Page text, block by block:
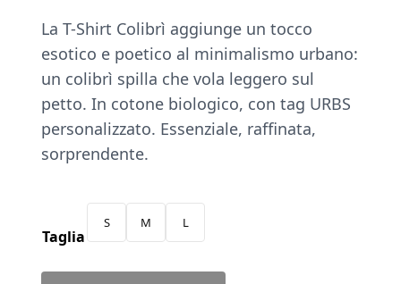
La T-Shirt Colibrì aggiunge un tocco
esotico e poetico al minimalismo urbano:
un colibrì spilla che vola leggero sul
petto. In cotone biologico, con tag URBS
personalizzato. Essenziale, raffinata,
sorprendente.
Taglia
S M L